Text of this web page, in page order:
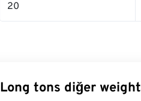
20
Long tons diğer